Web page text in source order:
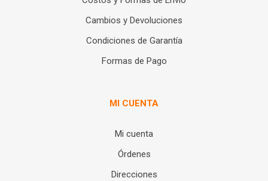
Cambios y Devoluciones
Condiciones de Garantía
Formas de Pago
MI CUENTA
Mi cuenta
Órdenes
Direcciones